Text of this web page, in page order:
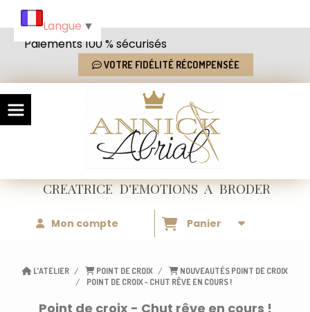
Paiements 100 % sécurisés
VOTRE FIDÉLITÉ RÉCOMPENSÉE
CREATRICED'EMOTIONSA BRODER
Mon compte Panier
L'ATELIER POINT DE CROIX
NOUVEAUTÉS POINT DE CROIX
POINT DE CROIX - CHUT RÊVE EN COURS !
Point de croix - Chut rêve en cours !
Langue ▼